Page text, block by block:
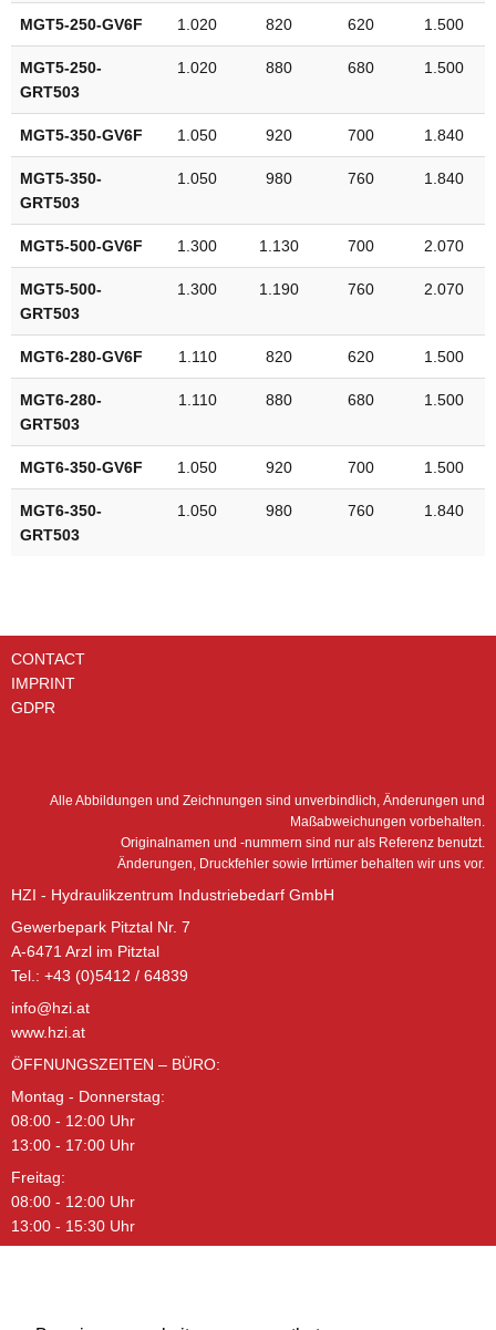
MGT5-250-GV6F 1.020 820 620 1.500
MGT5-250-
GRT503
1.020 880 680 1.500
MGT5-350-GV6F 1.050 920 700 1.840
MGT5-350-
GRT503
1.050 980 760 1.840
MGT5-500-GV6F 1.300 1.130 700 2.070
MGT5-500-
GRT503
1.300 1.190 760 2.070
MGT6-280-GV6F 1.110 820 620 1.500
MGT6-280-
GRT503
1.110 880 680 1.500
MGT6-350-GV6F 1.050 920 700 1.500
MGT6-350-
GRT503
1.050 980 760 1.840
CONTACT
IMPRINT
GDPR
Alle Abbildungen und Zeichnungen sind unverbindlich, Änderungen und
Maßabweichungen vorbehalten.
Originalnamen und -nummern sind nur als Referenz benutzt.
Änderungen, Druckfehler sowie Irrtümer behalten wir uns vor.
HZI - Hydraulikzentrum Industriebedarf GmbH
Gewerbepark Pitztal Nr. 7
A-6471 Arzl im Pitztal
Tel.: +43 (0)5412 / 64839
info@hzi.at
www.hzi.at
ÖFFNUNGSZEITEN – BÜRO:
Montag - Donnerstag:
08:00 - 12:00 Uhr
13:00 - 17:00 Uhr
Freitag:
08:00 - 12:00 Uhr
13:00 - 15:30 Uhr